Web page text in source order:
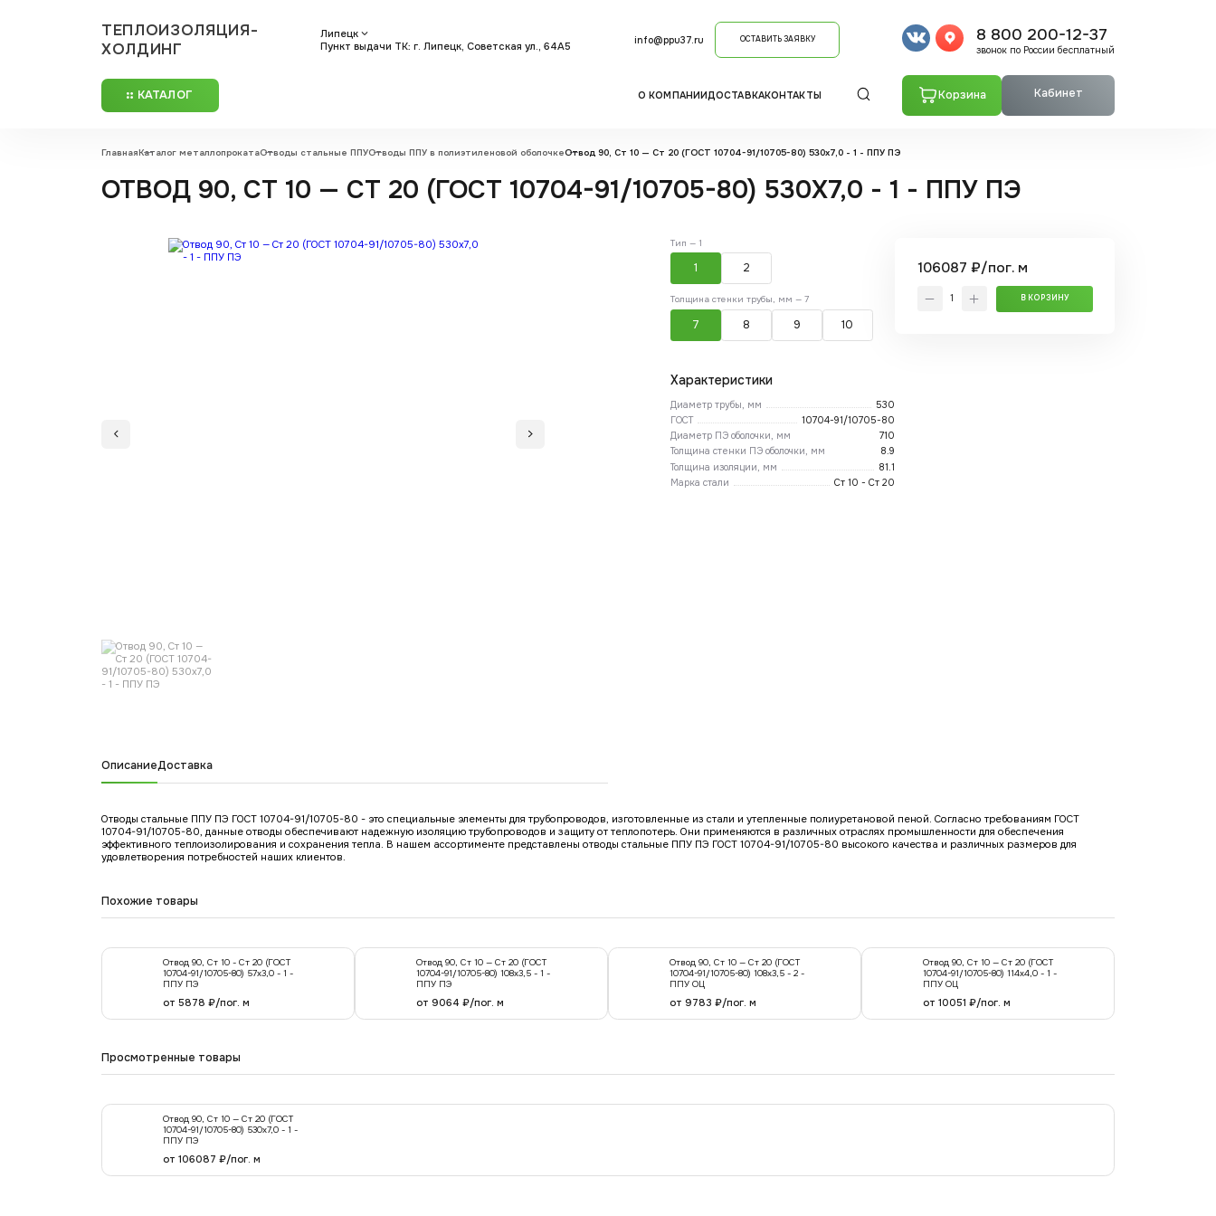
ТЕПЛОИЗОЛЯЦИЯ-
ХОЛДИНГ
Липецк
Пункт выдачи ТК: г. Липецк, Советская ул., 64А5
info@ppu37.ru ОСТАВИТЬ ЗАЯВКУ 8 800 200-12-37
звонок по России бесплатный
КАТАЛОГ О КОМПАНИИДОСТАВКАКОНТАКТЫ Корзина Кабинет
ГлавнаяКаталог металлопрокатаОтводы стальные ППУОтводы ППУ в полиэтиленовой оболочкеОтвод 90, Ст 10 — Ст 20 (ГОСТ 10704-91/10705-80) 530x7,0 - 1 - ППУ ПЭ
ОТВОД 90, СТ 10 — СТ 20 (ГОСТ 10704-91/10705-80) 530X7,0 - 1 - ППУ ПЭ
Тип — 1
1 2
Толщина стенки трубы, мм — 7
7 8 9 10
Характеристики
Диаметр трубы, мм
530
ГОСТ
10704-91/10705-80
Диаметр ПЭ оболочки, мм
710
Толщина стенки ПЭ оболочки, мм
8.9
Толщина изоляции, мм
81.1
Марка стали
Ст 10 - Ст 20
106087 ₽/пог. м
В КОРЗИНУ
ОписаниеДоставка
Отводы стальные ППУ ПЭ ГОСТ 10704-91/10705-80 - это специальные элементы для трубопроводов, изготовленные из стали и утепленные полиуретановой пеной. Согласно требованиям ГОСТ
10704-91/10705-80, данные отводы обеспечивают надежную изоляцию трубопроводов и защиту от теплопотерь. Они применяются в различных отраслях промышленности для обеспечения
эффективного теплоизолирования и сохранения тепла. В нашем ассортименте представлены отводы стальные ППУ ПЭ ГОСТ 10704-91/10705-80 высокого качества и различных размеров для
удовлетворения потребностей наших клиентов.
Похожие товары
Отвод 90, Ст 10 - Ст 20 (ГОСТ
10704-91/10705-80) 57х3,0 - 1 -
ППУ ПЭ
от 5878 ₽/пог. м
Отвод 90, Ст 10 — Ст 20 (ГОСТ
10704-91/10705-80) 108x3,5 - 1 -
ППУ ПЭ
от 9064 ₽/пог. м
Отвод 90, Ст 10 — Ст 20 (ГОСТ
10704-91/10705-80) 108x3,5 - 2 -
ППУ ОЦ
от 9783 ₽/пог. м
Отвод 90, Ст 10 — Ст 20 (ГОСТ
10704-91/10705-80) 114x4,0 - 1 -
ППУ ОЦ
от 10051 ₽/пог. м
Просмотренные товары
Отвод 90, Ст 10 — Ст 20 (ГОСТ
10704-91/10705-80) 530x7,0 - 1 -
ППУ ПЭ
от 106087 ₽/пог. м